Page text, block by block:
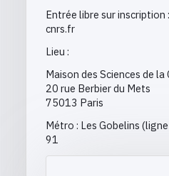
Entrée libre sur inscription :
cnrs.fr
Lieu :
Maison des Sciences de
20 rue Berbier du Mets
75013 Paris
Métro : Les Gobelins
91